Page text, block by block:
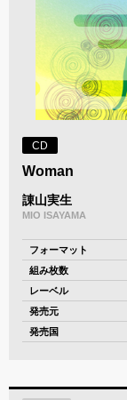
CD
Woman
諌山実生
MIO ISAYAMA
フォーマット
組み枚数
レーベル
発売元
発売国